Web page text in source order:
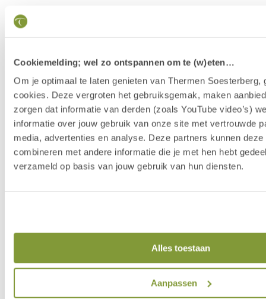
Cookiemelding; wel zo ontspannen om te (w)eten…
Om je optimaal te laten genieten van Thermen Soesterberg,
cookies. Deze vergroten het gebruiksgemak, maken
zorgen dat informatie van derden (zoals YouTube video’s)
informatie over jouw gebruik van onze site met vertrouwde
media, advertenties en analyse. Deze partners kunnen deze
combineren met andere informatie die je met hen hebt
verzameld op basis van jouw gebruik van hun diensten.
Alles toestaan
Aanpassen